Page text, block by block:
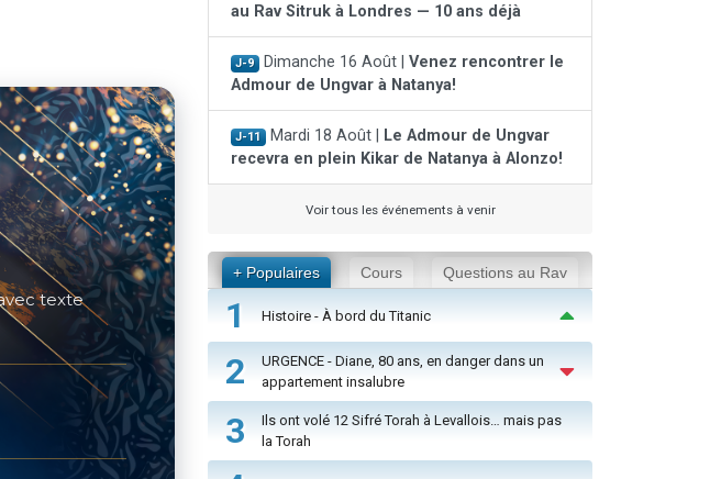
texte
au Rav Sitruk à Londres — 10 ans déjà
J-9 Dimanche 16 Août | Venez rencontrer le
Admour de Ungvar à Natanya!
J-11 Mardi 18 Août |
Le Admour de Ungvar
recevra en plein Kikar de Natanya à Alonzo!
Voir tous les événements à venir
+ Populaires Cours Questions au Rav
1 Histoire - À bord du Titanic
2
URGENCE - Diane, 80 ans, en danger dans un
appartement insalubre
3
Ils ont volé 12 Sifré Torah à Levallois… mais pas
la Torah